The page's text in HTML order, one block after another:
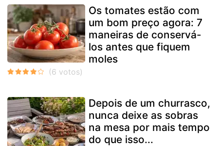
Os tomates estão com
um bom preço agora: 7
maneiras de conservá-
los antes que fiquem
moles
Depois de um churrasco,
nunca deixe as sobras
na mesa por mais tempo
do que isso...